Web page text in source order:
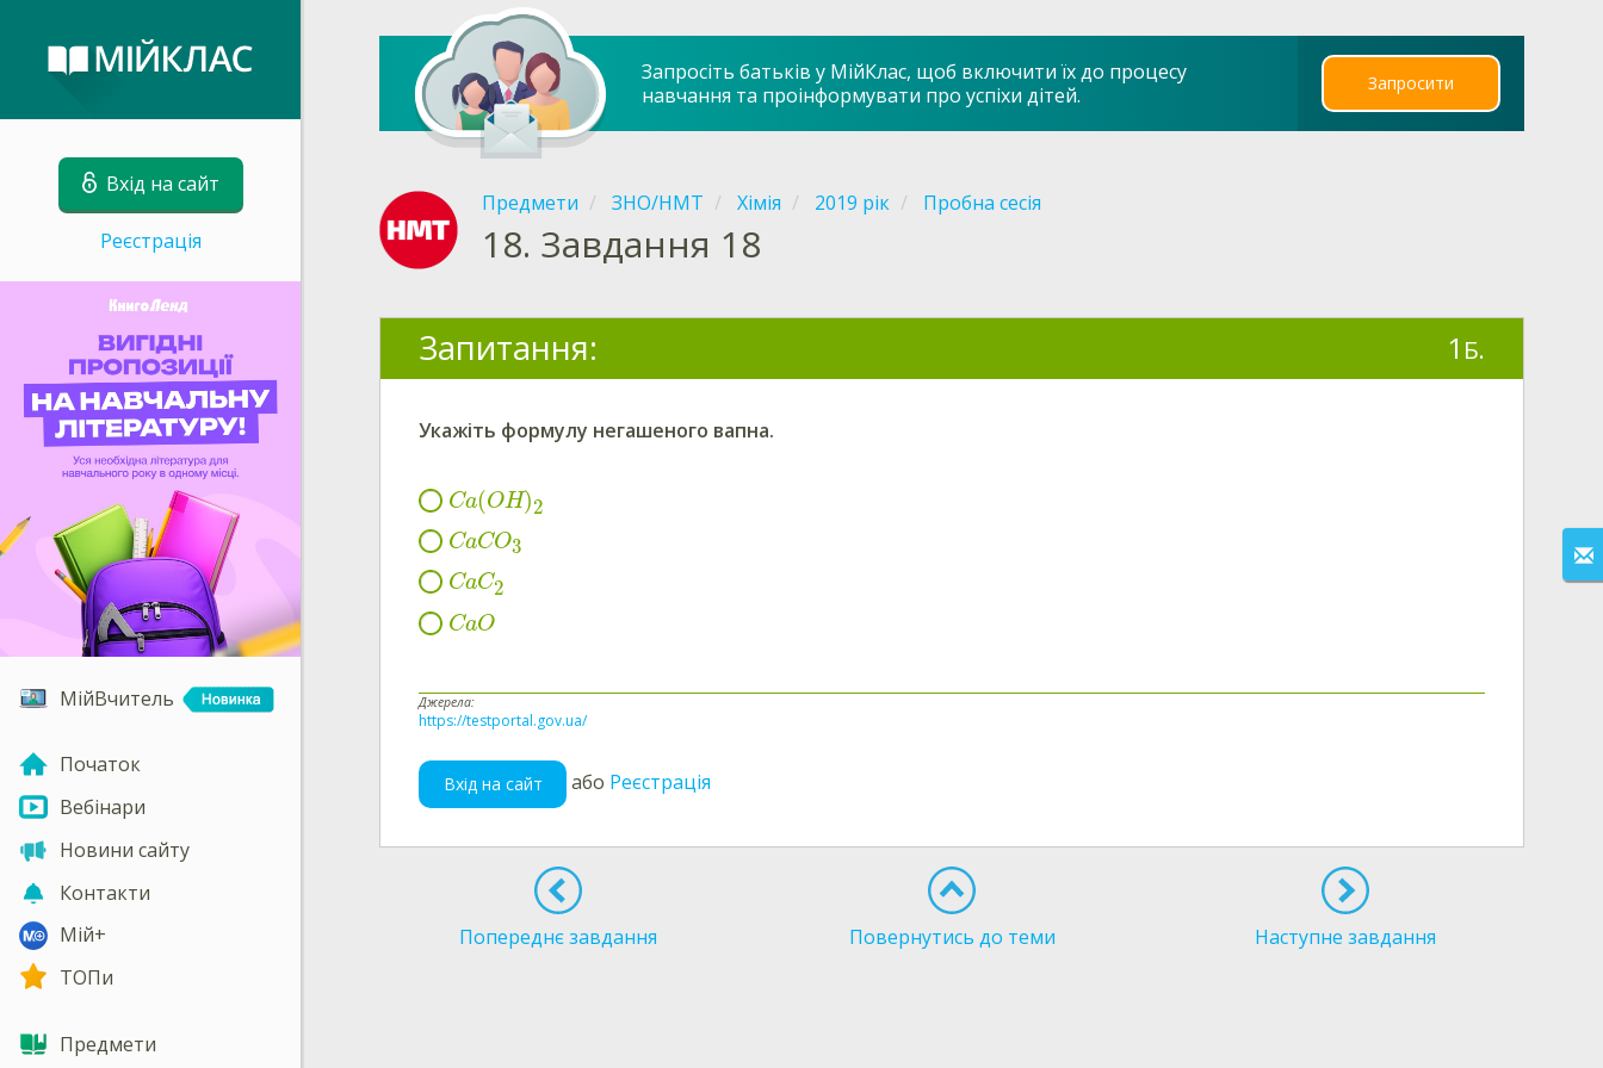
Вхід на сайт
Реєстрація
МійВчитель
Початок
Вебінари
Новини сайту
Контакти
Мій+
ТОПи
Предмети
Запросіть батьків у МійКлас, щоб включити їх до процесу
навчання та проінформувати про успіхи дітей.
Запросити
Предмети ЗНО/НМТ Хімія 2019 рік Пробна сесія
18. Завдання 18
Запитання: 1 Б.
Укажіть формулу негашеного вапна.
Ca(OH)2
CaCO3
CaC2
CaO
Джерела:
https://testportal.gov.ua/
Вхід на сайт або Реєстрація
Попереднє завдання Повернутись до теми Наступне завдання